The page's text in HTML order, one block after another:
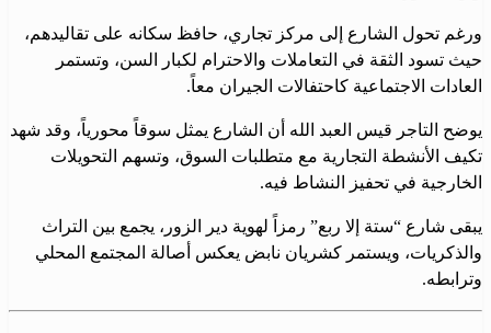
ورغم تحول الشارع إلى مركز تجاري، حافظ سكانه على تقاليدهم،
حيث تسود الثقة في التعاملات والاحترام لكبار السن، وتستمر
العادات الاجتماعية كاحتفالات الجيران معاً.
يوضح التاجر قيس العبد الله أن الشارع يمثل سوقاً محورياً، وقد شهد
تكيف الأنشطة التجارية مع متطلبات السوق، وتسهم التحويلات
الخارجية في تحفيز النشاط فيه.
يبقى شارع “ستة إلا ربع” رمزاً لهوية دير الزور، يجمع بين التراث
والذكريات، ويستمر كشريان نابض يعكس أصالة المجتمع المحلي
وترابطه.